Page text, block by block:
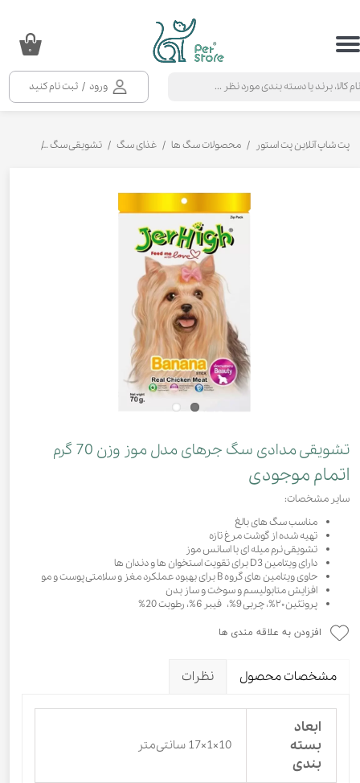
ورود / ثبت نام کنید
حساب کاربری من
خروج از حساب کاربری
۰
پت شاپ آنلاین پت استور محصولات سگ ها غذای سگ تشویقی سگ
تشویقی مدادی سگ جرهای مدل موز وزن 70 گرم
اتمام موجودی
سایر مشخصات:
مناسب سگ های بالغ
تهیه شده از گوشت مرغ تازه
تشویقی نرم میله ای با اسانس موز
دارای ویتامین D3 برای تقویت استخوان ها و دندان ها
حاوی ویتامین های گروه B برای بهبود عملکرد مغز و سلامتی پوست و مو
افزایش متابولیسم و سوخت و ساز بدن
پروتئین ۲۰%، چربی 9%، فیبر 6%، رطوبت 20%
افزودن به علاقه مندی ها
مشخصات محصول نظرات
ابعاد
بسته
بندی
10×1×17 سانتی‌متر